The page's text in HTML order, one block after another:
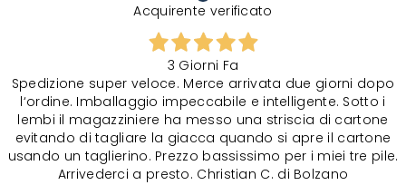
Acquirente verificato
3 Giorni Fa
Spedizione super veloce. Merce arrivata due giorni dopo
l‘ordine. Imballaggio impeccabile e intelligente. Sotto i
lembi il magazziniere ha messo una striscia di cartone
evitando di tagliare la giacca quando si apre il cartone
usando un taglierino. Prezzo bassissimo per i miei tre pile.
Arrivederci a presto. Christian C. di Bolzano